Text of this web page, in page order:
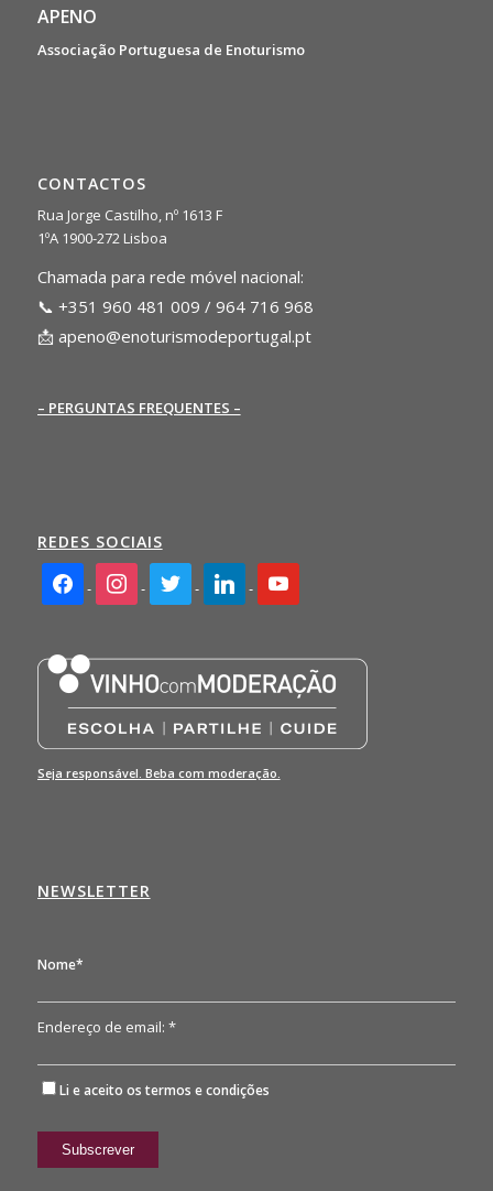
APENO
Associação Portuguesa de Enoturismo
CONTACTOS
Rua Jorge Castilho, nº 1613 F
1ºA 1900-272 Lisboa
Chamada para rede móvel nacional:
📞 +351 960 481 009 / 964 716 968
📩 apeno@enoturismodeportugal.pt
– PERGUNTAS FREQUENTES –
REDES SOCIAIS
facebook2instagramtwitter linkedin youtube
Seja responsável. Beba com moderação.
NEWSLETTER
Nome*
Endereço de email: *
Li e aceito os termos e condições